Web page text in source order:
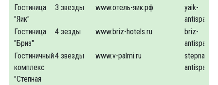
Гостиница
"Яик"
3 звезды www.отель-яик.рф
yaik-
antispam
Гостиница
"Бриз"
4 зезды www.briz-hotels.ru
briz-
antispam
Гостиничный
комплекс
"Степная
4 звезды www.v-palmi.ru
stepnaya-
antispam